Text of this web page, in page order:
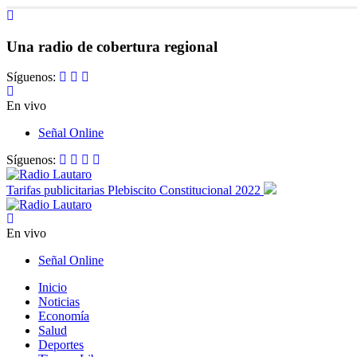
Una radio de cobertura regional
Síguenos:
En vivo
Señal Online
Síguenos:
Tarifas publicitarias Plebiscito Constitucional 2022
En vivo
Señal Online
Inicio
Noticias
Economía
Salud
Deportes